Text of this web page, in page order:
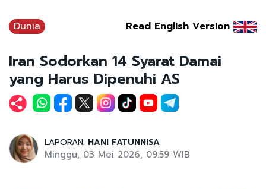
Dunia Read English Version
Iran Sodorkan 14 Syarat Damai
yang Harus Dipenuhi AS
LAPORAN: HANI FATUNNISA
Minggu, 03 Mei 2026, 09:59 WIB